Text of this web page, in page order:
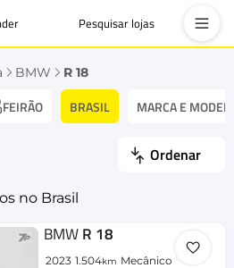
Pesquisar lojas
BMW R 18
FEIRÃO BRASIL MARCA E
Ordenar
no Brasil
BMWR 18
2023 1.504km Mecânico